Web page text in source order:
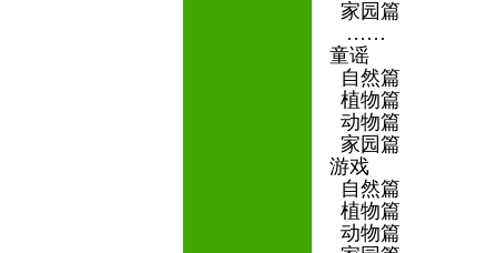
家园篇
……
童谣
自然篇
植物篇
动物篇
家园篇
游戏
自然篇
植物篇
动物篇